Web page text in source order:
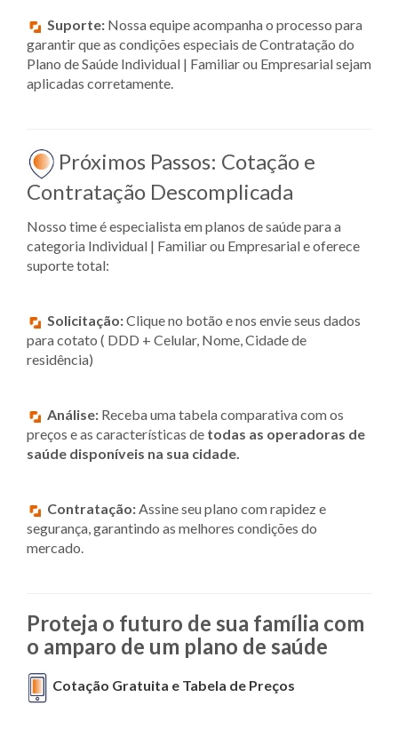
Suporte: Nossa equipe acompanha o processo para
garantir que as condições especiais de Contratação do
Plano de Saúde Individual | Familiar ou Empresarial sejam
aplicadas corretamente.
Próximos Passos: Cotação e
Contratação Descomplicada
Nosso time é especialista em planos de saúde para a
categoria Individual | Familiar ou Empresarial e oferece
suporte total:
Solicitação:Clique no botão e nos envie seus dados
para cotato ( DDD + Celular, Nome, Cidade de
residência)
Análise: Receba uma tabela comparativa com os
preços e as características de todas as operadoras de
saúde disponíveis na sua cidade.
Contratação:Assine seu plano com rapidez e
segurança, garantindo as melhores condições do
mercado.
Proteja o futuro de sua família com
o amparo de um plano de saúde
Cotação Gratuita e Tabela de Preços